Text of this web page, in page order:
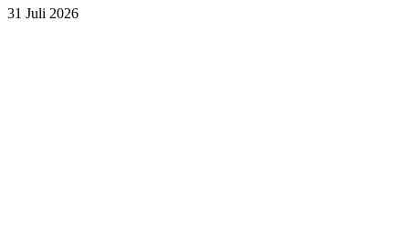
31 Juli 2026